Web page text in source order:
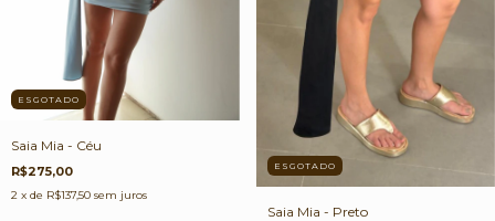
ESGOTADO
Saia Mia - Céu
R$275,00
2 x de R$137,50 sem juros
ESGOTADO
Saia Mia - Preto